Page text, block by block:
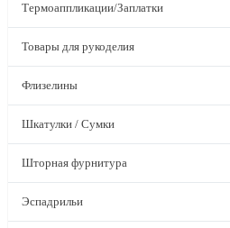
Термоаппликации/Заплатки
Товары для рукоделия
Флизелины
Шкатулки / Сумки
Шторная фурнитура
Эспадрильи